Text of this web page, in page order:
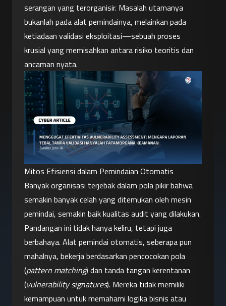
serangan yang terorganisir. Masalah utamanya
bukanlah pada alat pemindainya, melainkan pada
ketiadaan validasi eksploitasi—sebuah proses
krusial yang memisahkan antara risiko teoritis dan
ancaman nyata.
Mitos Efisiensi dalam Pemindaian Otomatis
Banyak organisasi terjebak dalam pola pikir bahwa
semakin banyak celah yang ditemukan oleh mesin
pemindai, semakin baik kualitas audit yang dilakukan.
Pandangan ini tidak hanya keliru, tetapi juga
berbahaya. Alat pemindai otomatis, seberapa pun
mahalnya, bekerja berdasarkan pencocokan pola
(pattern matching) dan tanda tangan kerentanan
(vulnerability signatures). Mereka tidak memiliki
kemampuan untuk memahami logika bisnis atau